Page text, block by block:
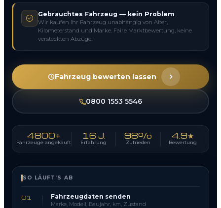
Kostenlos anfragen
Gebrauchtes Fahrzeug — kein Problem
Wir kaufen Ihr Fahrzeug unabhängig von Alter,
Kilometerstand und Marke. Faire Marktbewertung, keine
versteckten Abzüge.
Fahrzeug bewerten lassen
0800 1553 5546
4800+
Fahrzeuge angekauft
16 J.
Erfahrung
98%
Zufrieden
4.9★
Bewertung
SO LÄUFT’S AB
01 Fahrzeugdaten senden
Marke, Modell, Baujahr, km, Zustand